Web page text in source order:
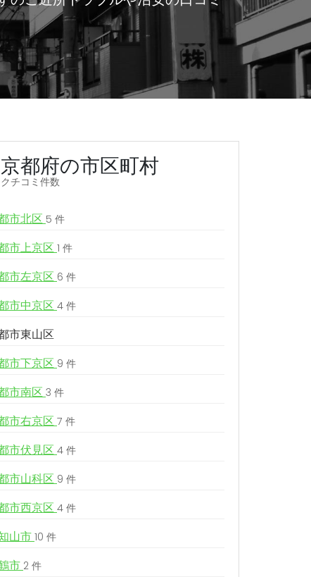
京都府の市区町村
クチコミ件数
市北区 5 件
市上京区 1 件
市左京区 6 件
市中京区 4 件
市東山区
市下京区 9 件
市南区 3 件
市右京区 7 件
市伏見区 4 件
市山科区 9 件
市西京区 4 件
山市 10 件
市 2 件